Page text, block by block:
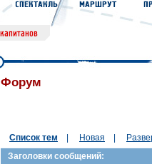
Форум
Список тем Новая
Заголовки сообщений: